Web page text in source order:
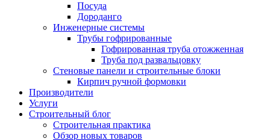
Посуда
Дороданго
Инженерные системы
Трубы гофрированные
Гофрированная труба отожженная
Труба под развальцовку
Стеновые панели и строительные блоки
Кирпич ручной формовки
Производители
Услуги
Строительный блог
Строительная практика
Обзор новых товаров